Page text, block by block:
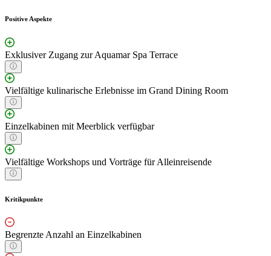
Positive Aspekte
Exklusiver Zugang zur Aquamar Spa Terrace
Vielfältige kulinarische Erlebnisse im Grand Dining Room
Einzelkabinen mit Meerblick verfügbar
Vielfältige Workshops und Vorträge für Alleinreisende
Kritikpunkte
Begrenzte Anzahl an Einzelkabinen